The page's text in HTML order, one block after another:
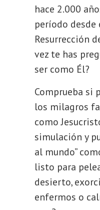
hace 2.000
período
Resurrección
vez te has
ser como Él?
Comprueba si
los milagros
como
simulación y
al mundo”
listo para
desierto,
enfermos o